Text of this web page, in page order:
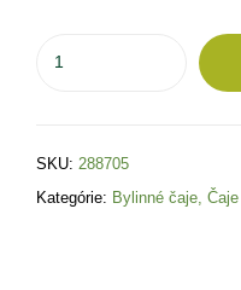
SKU: 288705
Kategórie: Bylinné čaje